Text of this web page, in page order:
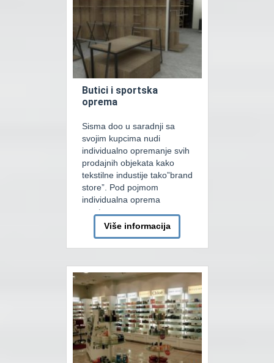
[…]
Butici i sportska
oprema
Sisma doo u saradnji sa
svojim kupcima nudi
individualno opremanje svih
prodajnih objekata kako
tekstilne industije tako”brand
store”. Pod pojmom
individualna oprema
smatramo svu opremu
projektovanu i izrađenu po
zahtijevu kupca u odnusu na
njegove tehničke i grafičke
usaglašavanja tehnologije
prodaje pristupa se
dizajnersim riješenjima
elemenata opreme koja se
potom usavlasavaju –
prilagođavaju […]
Više informacija